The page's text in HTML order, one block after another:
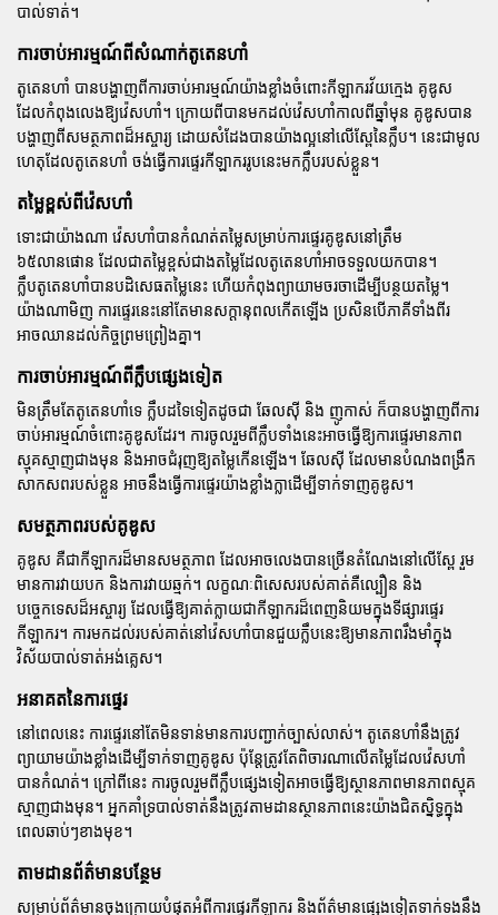
បាល់ទាត់។
ការចាប់អារម្មណ៍ពីសំណាក់តូតេនហាំ
តូតេនហាំ បានបង្ហាញពីការចាប់អារម្មណ៍យ៉ាងខ្លាំងចំពោះកីឡាករវ័យក្មេង គូឌូស
ដែលកំពុងលេងឱ្យវ៉េសហាំ។ ក្រោយពីបានមកដល់វ៉េសហាំកាលពីឆ្នាំមុន គូឌូសបាន
បង្ហាញពីសមត្ថភាពដ៏អស្ចារ្យ ដោយសំដែងបានយ៉ាងល្អនៅលើស្ពែនៃក្លឹប។ នេះជាមូល
ហេតុដែលតូតេនហាំ ចង់ធ្វើការផ្ទេរកីឡាកររូបនេះមកក្លឹបរបស់ខ្លួន។
តម្លៃខ្ពស់ពីវ៉េសហាំ
ទោះជាយ៉ាងណា វ៉េសហាំបានកំណត់តម្លៃសម្រាប់ការផ្ទេរគូឌូសនៅត្រឹម
៦៥លានផោន ដែលជាតម្លៃខ្ពស់ជាងតម្លៃដែលតូតេនហាំអាចទទួលយកបាន។
ក្លឹបតូតេនហាំបានបដិសេធតម្លៃនេះ ហើយកំពុងព្យាយាមចរចាដើម្បីបន្ថយតម្លៃ។
យ៉ាងណាមិញ ការផ្ទេរនេះនៅតែមានសក្តានុពលកើតឡើង ប្រសិនបើភាគីទាំងពីរ
អាចឈានដល់កិច្ចព្រមព្រៀងគ្នា។
ការចាប់អារម្មណ៍ពីក្លឹបផ្សេងទៀត
មិនត្រឹមតែតូតេនហាំទេ ក្លឹបដទៃទៀតដូចជា ឆែលស៊ី និង ញូកាស់ ក៏បានបង្ហាញពីការ
ចាប់អារម្មណ៍ចំពោះគូឌូសដែរ។ ការចូលរួមពីក្លឹបទាំងនេះអាចធ្វើឱ្យការផ្ទេរមានភាព
ស្មុគស្មាញជាងមុន និងអាចជំរុញឱ្យតម្លៃកើនឡើង។ ឆែលស៊ី ដែលមានបំណងពង្រឹក
សាកសពរបស់ខ្លួន អាចនឹងធ្វើការផ្ទេរយ៉ាងខ្លាំងក្លាដើម្បីទាក់ទាញគូឌូស។
សមត្ថភាពរបស់គូឌូស
គូឌូស គឺជាកីឡាករដ៏មានសមត្ថភាព ដែលអាចលេងបានច្រើនតំណែងនៅលើស្ពែ រួម
មានការវាយបក និងការវាយឆ្មក់។ លក្ខណៈពិសេសរបស់គាត់គឺល្បឿន និង
បច្ចេកទេសដ៏អស្ចារ្យ ដែលធ្វើឱ្យគាត់ក្លាយជាកីឡាករដ៏ពេញនិយមក្នុងទីផ្សារផ្ទេរ
កីឡាករ។ ការមកដល់របស់គាត់នៅវ៉េសហាំបានជួយក្លឹបនេះឱ្យមានភាពរឹងមាំក្នុង
វិស័យបាល់ទាត់អង់គ្លេស។
អនាគតនៃការផ្ទេរ
នៅពេលនេះ ការផ្ទេរនៅតែមិនទាន់មានការបញ្ជាក់ច្បាស់លាស់។ តូតេនហាំនឹងត្រូវ
ព្យាយាមយ៉ាងខ្លាំងដើម្បីទាក់ទាញគូឌូស ប៉ុន្តែត្រូវតែពិចារណាលើតម្លៃដែលវ៉េសហាំ
បានកំណត់។ ក្រៅពីនេះ ការចូលរួមពីក្លឹបផ្សេងទៀតអាចធ្វើឱ្យស្ថានភាពមានភាពស្មុគ
ស្មាញជាងមុន។ អ្នកគាំទ្របាល់ទាត់នឹងត្រូវតាមដានស្ថានភាពនេះយ៉ាងជិតស្និទ្ធក្នុង
ពេលឆាប់ៗខាងមុខ។
តាមដានព័ត៌មានបន្ថែម
សម្រាប់ព័ត៌មានចុងក្រោយបំផុតអំពីការផ្ទេរកីឡាករ និងព័ត៌មានផ្សេងទៀតទាក់ទងនឹង